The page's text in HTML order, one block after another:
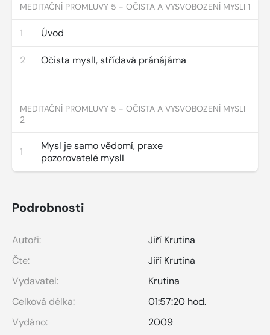
MEDITAČNÍ PROMLUVY 5 - OČISTA A VYSVOBOZENÍ MYSLI 1
1 Úvod
2 Očista myslI, střídavá pránájáma
MEDITAČNÍ PROMLUVY 5 - OČISTA A VYSVOBOZENÍ MYSLI
2
1
Mysl je samo vědomí, praxe
pozorovatelé myslI
Podrobnosti
Autoři:
Jiří Krutina
Čte:
Jiří Krutina
Vydavatel:
Krutina
Celková délka:
01:57:20 hod.
Vydáno:
2009